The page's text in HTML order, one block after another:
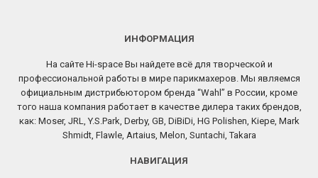
ИНФОРМАЦИЯ
На сайте Hi-space Вы найдете всё для творческой и
профессиональной работы в мире парикмахеров. Мы являемся
официальным дистрибьютором бренда “Wahl” в России, кроме
того наша компания работает в качестве дилера таких брендов,
как: Moser, JRL, Y.S.Park, Derby, GB, DiBiDi, HG Polishen, Kiepe, Mark
Shmidt, Flawle, Artaius, Melon, Suntachi, Takara
НАВИГАЦИЯ